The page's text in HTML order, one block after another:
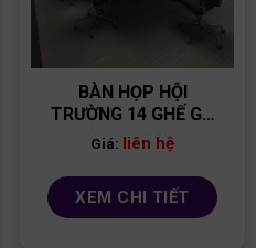
BÀN HỌP HỘI
TRƯỜNG 14 GHẾ GỖ
MDF BH05
Giá: liên hệ
XEM CHI TIẾT